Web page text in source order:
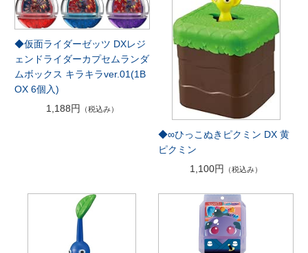
◆仮面ライダーゼッツ DXレジ
ェンドライダーカプセムランダ
ムボックス キラキラver.01(1B
OX 6個入)
1,188円
（税込み）
◆∞ひっこぬきピクミン DX 黄
ピクミン
1,100円
（税込み）